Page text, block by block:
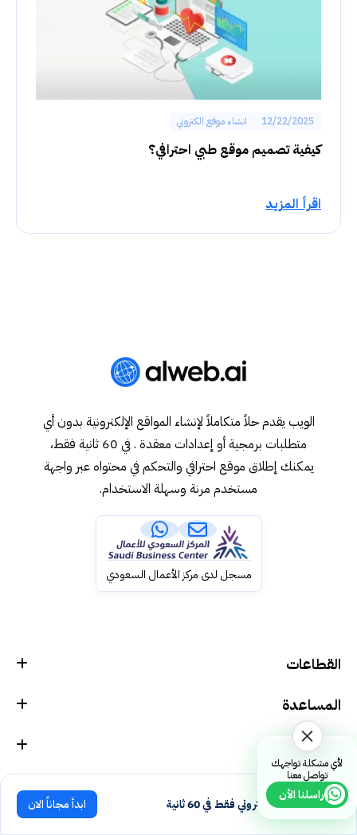
انشئ موقعك الإلكتروني فقط في 60 ثانية ابدأ مجاناً الان
12/22/2025 انشاء موقع الكتروني
كيفية تصميم موقع طبي احترافي؟
اقرأ المزيد
الويب يقدم حلاً متكاملاً لإنشاء المواقع الإلكترونية بدون أي
متطلبات برمجية أو إعدادات معقدة . في 60 ثانية فقط،
يمكنك إطلاق موقع احترافي والتحكم في محتواه عبر واجهة
مستخدم مرنة وسهلة الاستخدام.
مسجل لدى مركز الأعمال السعودي
القطاعات
المساعدة
الشركة
لأي مشكلة تواجهك
تواصل معنا
راسلنا الأن